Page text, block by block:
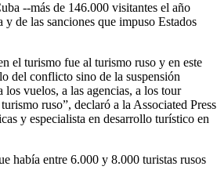
--más de 146.000 visitantes el año
de las sanciones que impuso Estados
el turismo fue al turismo ruso y en este
del conflicto sino de la suspensión
los vuelos, a las agencias, a los tour
ruso”, declaró a la Associated Press
y especialista en desarrollo turístico en
había entre 6.000 y 8.000 turistas rusos